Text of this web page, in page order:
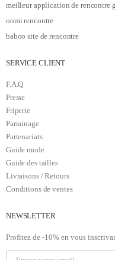
meilleur application de rencontre
oomi rencontre
baboo site de rencontre
SERVICE CLIENT
F.A.Q
Presse
Friperie
Parrainage
Partenariats
Guide mode
Guide des tailles
Livraisons / Retours
Conditions de ventes
NEWSLETTER
Profitez de -10% en vous